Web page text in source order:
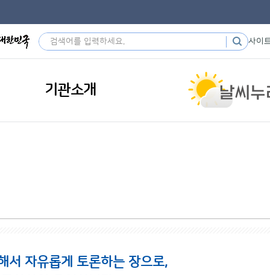
사이
기관소개
서 자유롭게 토론하는 장으로,